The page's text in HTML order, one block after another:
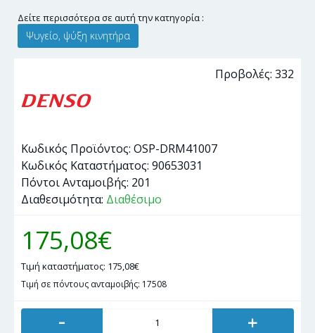
Δείτε περισσότερα σε αυτή την κατηγορία :
Ψυγείο, ψύξη κινητήρα
Προβολές: 332
Κωδικός Προϊόντος: OSP-DRM41007
Κωδικός Καταστήματος: 90653031
Πόντοι Ανταμοιβής: 201
Διαθεσιμότητα: Διαθέσιμο
175,08€
Τιμή καταστήματος: 175,08€
Τιμή σε πόντους ανταμοιβής: 17508
- +